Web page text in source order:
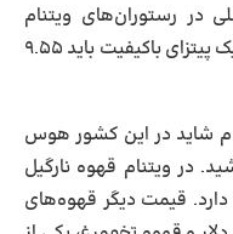
در رستوران‌های ویتنام
قیمت بالاتری دارند و مثلاً برای خوردن یک پیتزای باکیفیت باید ۹.۵۵
شاید در این کشور هوس
در ویتنام قهوه نارگیل
۳.۲۳ دلار هزینه دارد. قیمت دیگر قهوه‌های